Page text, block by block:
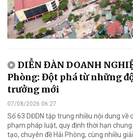
DIỄN ĐÀN DOANH
Phòng: Đột phá từ những
trưởng mới
07/08/2026 06:27
Số 63 DĐDN tập trung nhiều nội dung về
phạm pháp luật, quy định thời hạn
tạo, chuyên đề Hải Phòng, cùng nhiều